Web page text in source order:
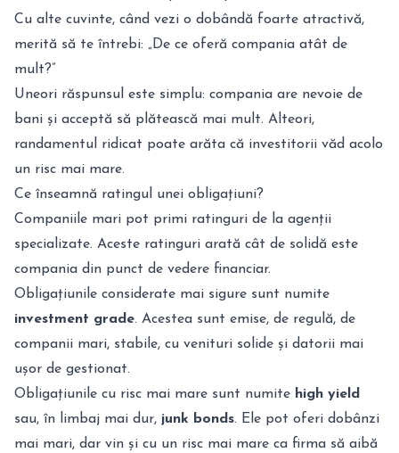
Cu alte cuvinte, când vezi o dobândă foarte atractivă,
merită să te întrebi: „De ce oferă compania atât de
mult?”
Uneori răspunsul este simplu: compania are nevoie de
bani și acceptă să plătească mai mult. Alteori,
randamentul ridicat poate arăta că investitorii văd acolo
un risc mai mare.
Ce înseamnă ratingul unei obligațiuni?
Companiile mari pot primi ratinguri de la agenții
specializate. Aceste ratinguri arată cât de solidă este
compania din punct de vedere financiar.
Obligațiunile considerate mai sigure sunt numite
investment grade. Acestea sunt emise, de regulă, de
companii mari, stabile, cu venituri solide și datorii mai
ușor de gestionat.
Obligațiunile cu risc mai mare sunt numite high yield
sau, în limbaj mai dur, junk bonds. Ele pot oferi dobânzi
mai mari, dar vin și cu un risc mai mare ca firma să aibă